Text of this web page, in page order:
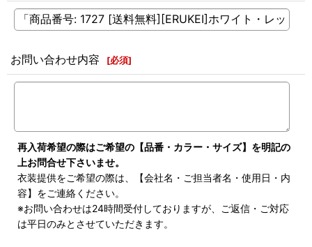
お問い合わせ内容 [必須]
再入荷希望の際はご希望の【品番・カラー・サイズ】を明記の
上お問合せ下さいませ。
衣装提供をご希望の際は、【会社名・ご担当者名・使用日・内
容】をご連絡ください。
※お問い合わせは24時間受付しておりますが、ご返信・ご対応
は平日のみとさせていただきます。